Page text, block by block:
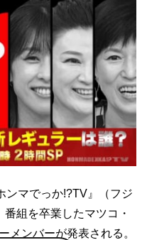
ンマでっか!?TV』（フジ
組を卒業したマツコ・
メンバーが発表される。